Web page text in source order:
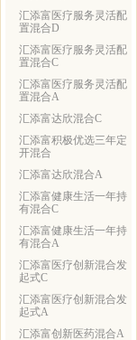
汇添富医疗服务灵活配
置混合D
汇添富医疗服务灵活配
置混合C
汇添富医疗服务灵活配
置混合A
汇添富达欣混合C
汇添富积极优选三年定
开混合
汇添富达欣混合A
汇添富健康生活一年持
有混合C
汇添富健康生活一年持
有混合A
汇添富医疗创新混合发
起式C
汇添富医疗创新混合发
起式A
汇添富创新医药混合A